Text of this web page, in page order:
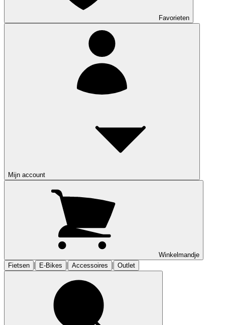
Favorieten
Mijn account
Winkelmandje
Fietsen | E-Bikes | Accessoires | Outlet